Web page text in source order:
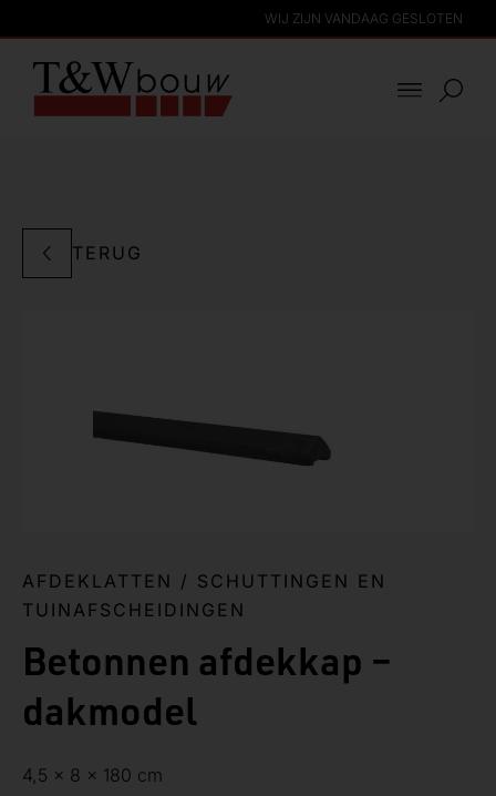
WIJ ZIJN VANDAAG GESLOTEN
TERUG
AFDEKLATTEN / SCHUTTINGEN EN
TUINAFSCHEIDINGEN
Betonnen afdekkap –
dakmodel
4,5 x 8 x 180 cm